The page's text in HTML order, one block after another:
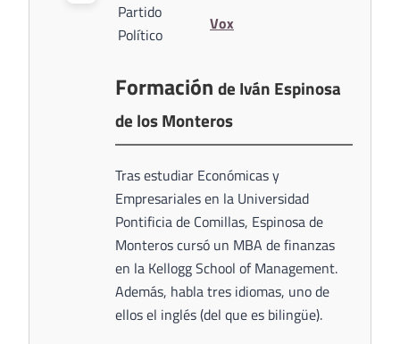
Partido
Político
Vox
Formación de Iván Espinosa
de los Monteros
Tras estudiar Económicas y
Empresariales en la Universidad
Pontificia de Comillas, Espinosa de
Monteros cursó un MBA de finanzas
en la Kellogg School of Management.
Además, habla tres idiomas, uno de
ellos el inglés (del que es bilingüe).